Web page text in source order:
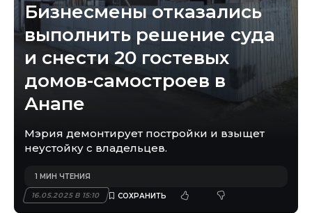
Бизнесмены отказались
выполнить решение суда
и снести 20 гостевых
домов-самостроев в
Анапе
Мэрия демонтирует постройки и взыщет
неустойку с владельцев.
16.05.2025 В 15:10
1 МИН ЧТЕНИЯ